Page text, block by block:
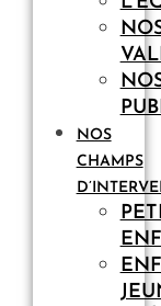
NOS
CHAMPS